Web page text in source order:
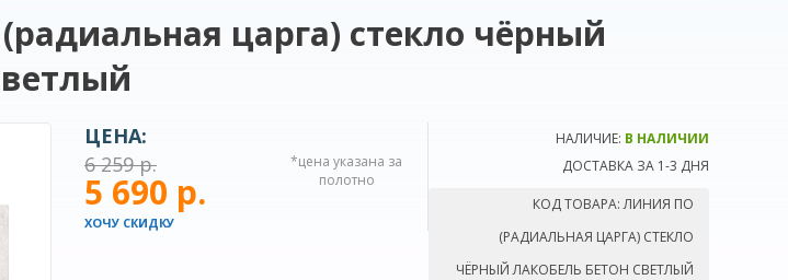
царга) стекло чёрный
НАЛИЧИЕ: В НАЛИЧИИ
ДОСТАВКА ЗА 1-3 ДНЯ
КОД ТОВАРА:ЛИНИЯ ПО
(РАДИАЛЬНАЯ ЦАРГА) СТЕКЛО
ЧЁРНЫЙ ЛАКОБЕЛЬ БЕТОН СВЕТЛЫЙ
ЦЕНА:
6 259 р.
5 690 р.
ХОЧУ СКИДКУ
*цена указана за
полотно